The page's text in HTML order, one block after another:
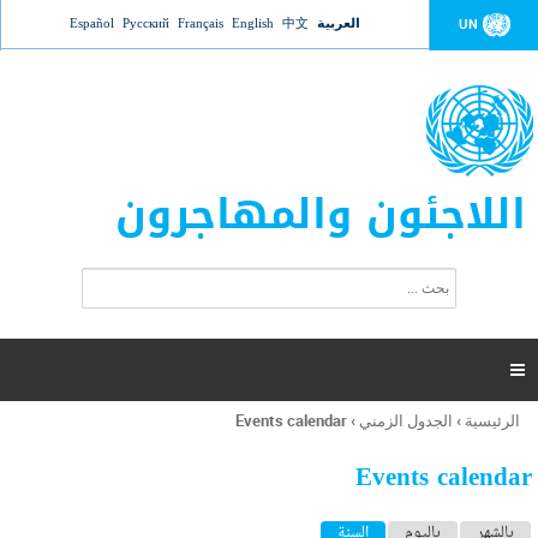
Jump to navigation UN العربية 中文
English
Français
Русский
Español
اللاجئون والمهاجرون
ت
ر
ل
ح
ب

أنت
هنا
الرئيسية › الجدول الزمني ›
Events calendar
Events calendar